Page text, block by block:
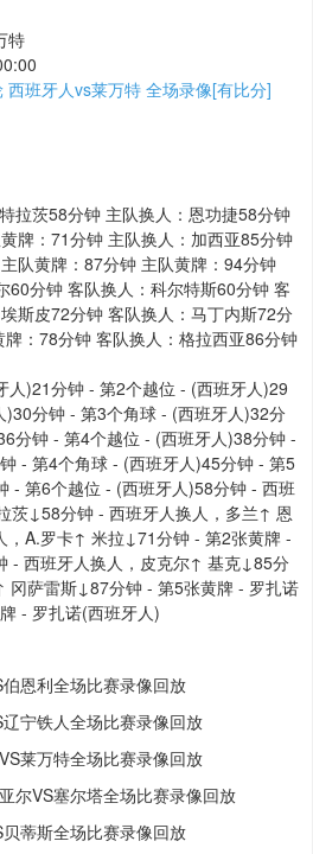
特
班牙人vs莱万特 全场录像[有比分]
拉茨58分钟 主队换人：恩功捷58分钟
牌：71分钟 主队换人：加西亚85分钟
队黄牌：87分钟 主队黄牌：94分钟
60分钟 客队换人：科尔特斯60分钟 客
斯皮72分钟 客队换人：马丁内斯72分
：78分钟 客队换人：格拉西亚86分钟
人)21分钟 - 第2个越位 - (西班牙人)29
分钟 - 第3个角球 - (西班牙人)32分
分钟 - 第4个越位 - (西班牙人)38分钟 -
- 第4个角球 - (西班牙人)45分钟 - 第5
- 第6个越位 - (西班牙人)58分钟 - 西班
茨↓58分钟 - 西班牙人换人，多兰↑ 恩
，A.罗卡↑ 米拉↓71分钟 - 第2张黄牌 -
- 西班牙人换人，皮克尔↑ 基克↓85分
冈萨雷斯↓87分钟 - 第5张黄牌 - 罗扎诺
- 罗扎诺(西班牙人)
恩利全场比赛录像回放
宁铁人全场比赛录像回放
莱万特全场比赛录像回放
尔VS塞尔塔全场比赛录像回放
蒂斯全场比赛录像回放